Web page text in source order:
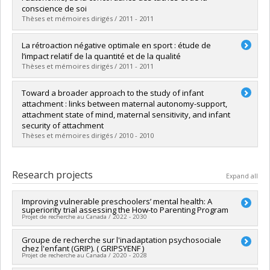
Lien vers le document dans Papyrus
conscience de soi
Thèses et mémoires dirigés / 2011 - 2011
Graduate :Moreau, Elise
Cycle :Doctoral
Grade :Ph. D.
Lien vers le document dans Papyrus
La rétroaction négative optimale en sport : étude de
l’impact relatif de la quantité et de la qualité
Thèses et mémoires dirigés / 2011 - 2011
Graduate :Carpentier, Joëlle
Cycle :Master's
Grade :M. Sc.
Lien vers le document dans Papyrus
Toward a broader approach to the study of infant
attachment : links between maternal autonomy-support,
attachment state of mind, maternal sensitivity, and infant
security of attachment
Thèses et mémoires dirigés / 2010 - 2010
Cycle :Doctoral
Grade :Ph. D.
Lien vers le document dans Papyrus
Research projects Expand all
Improving vulnerable preschoolers’ mental health: A
superiority trial assessing the How-to Parenting Program
Projet de recherche au Canada / 2022 - 2030
Lead researcher :Mireille Joussemet
Co-researchers :Frank Vitaro,Geneviève Mageau
Ouellet-Morin
Groupe de recherche sur l'inadaptation psychosociale
chez l'enfant (GRIP). ( GRIPSYENF )
Projet de recherche au Canada / 2020 - 2028